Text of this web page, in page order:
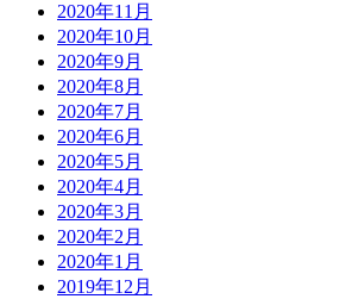
2020年11月
2020年10月
2020年9月
2020年8月
2020年7月
2020年6月
2020年5月
2020年4月
2020年3月
2020年2月
2020年1月
2019年12月